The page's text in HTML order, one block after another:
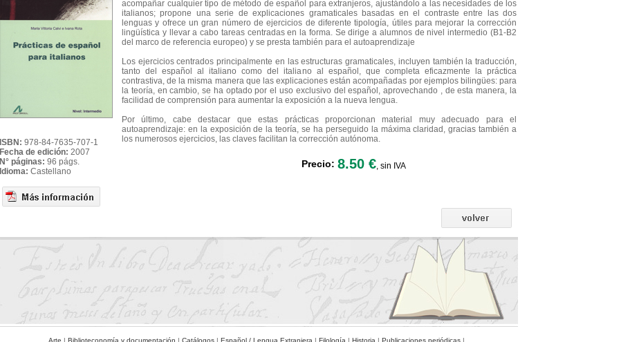
ISBN: 978-84-7635-707-1
Fecha de edición: 2007
N° páginas: 96 págs.
Idioma: Castellano
acompañar cualquier tipo de método de español para extranjeros, ajustándolo a las necesidades de los
italianos; propone una serie de explicaciones gramaticales basadas en el contraste entre las dos
lenguas y ofrece un gran número de ejercicios de diferente tipología, útiles para mejorar la corrección
lingüística y llevar a cabo tareas centradas en la forma. Se dirige a alumnos de nivel intermedio (B1-B2
del marco de referencia europeo) y se presta también para el autoaprendizaje
Los ejercicios centrados principalmente en las estructuras gramaticales, incluyen también la traducción,
tanto del español al italiano como del italiano al español, que completa eficazmente la práctica
contrastiva, de la misma manera que las explicaciones están acompañadas por ejemplos bilingües: para
la teoría, en cambio, se ha optado por el uso exclusivo del español, aprovechando , de esta manera, la
facilidad de comprensión para aumentar la exposición a la nueva lengua.
Por último, cabe destacar que estas prácticas proporcionan material muy adecuado para el
autoaprendizaje: en la exposición de la teoría, se ha perseguido la máxima claridad, gracias también a
los numerosos ejercicios, las claves facilitan la corrección autónoma.
Precio: 8.50 €, sin IVA
Arte | Biblioteconomía y documentación | Catálogos | Español / Lengua Extranjera | Filología | Historia | Publicaciones periódicas |